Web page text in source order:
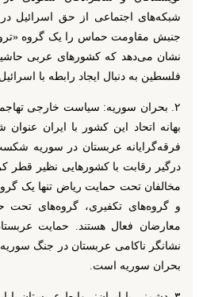
شبکه‌های اجتماعی از حق اسرائیل
جنبش مقاومت حماس را یک گروه
نشان می‌دهد که کشورهای عربی
فلسطین به دنبال ایجاد رابطه با
۲. بحران سوریه: سیاست خارجی
بهانه اتحاد این کشور با ایران
فرقه‌گرایانه عربستان در سوریه
درگیر رقابت‌ با کشورهایی نظیر قطر
مخالفان تحت حمایت ریاض تنها یک
و گروه‌های تکفیری، گروه‌های تحت
معارضان فعال هستند. حمایت
نشانگر ناکامی عربستان در جنگ
بحران سوریه است.